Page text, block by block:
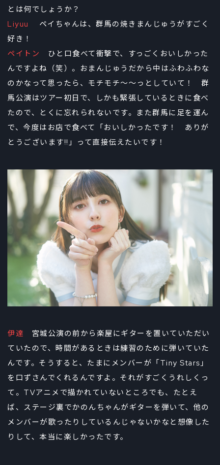
とは何でしょうか？
Liyuu
ペイちゃんは、群馬の焼きまんじゅうがすごく
好き！
ペイトン ひと口食べて衝撃で、すっごくおいしかった
んですよね（笑）。おまんじゅうだから中はふわふわな
のかなって思ったら、モチモチ～～っとしていて！ 群
馬公演はツアー初日で、しかも緊張しているときに食べ
たので、とくに忘れられないです。また群馬に足を運ん
で、今度はお店で食べて「おいしかったです！ ありが
とうございます!!」って直接伝えたいです！
伊達 宮城公演の前から楽屋にギターを置いていただい
ていたので、時間があるときは練習のために弾いていた
んです。そうすると、たまにメンバーが「Tiny Stars」
を口ずさんでくれるんですよ。それがすごくうれしくっ
て。TVアニメで描かれていないところでも、たとえ
ば、ステージ裏でかのんちゃんがギターを弾いて、他の
メンバーが歌ったりしているんじゃないかなと想像した
りして、本当に楽しかったです。